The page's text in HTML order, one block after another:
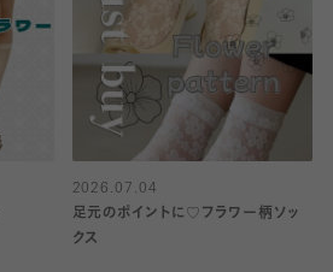
2026.07.04
足元のポイントに♡フラワー柄ソッ
クス